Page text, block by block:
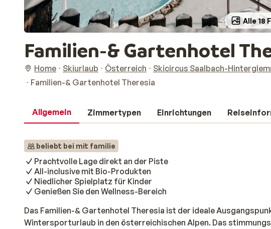
Alle 18
Familien-& Gartenhotel
Home Skiurlaub Österreich Skicircus Saalbach-
Familien-& Gartenhotel Theresia
Allgemein Zimmertypen Einrichtungen
beliebt bei mit familie
Prachtvolle Lage direkt an der Piste
All-inclusive mit Bio-Produkten
Niedlicher Spielplatz für Kinder
Genießen Sie den Wellness-Bereich
Das Familien-& Gartenhotel Theresia ist der ideale
Wintersporturlaub in den österreichischen Alpen. Das